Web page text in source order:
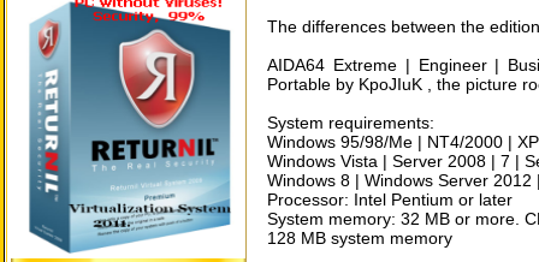
The differences between the
AIDA64 Extreme | Engineer |
Portable by KpoJIuK , the picture
System requirements:
Windows 95/98/Me | NT4/2000 |
Windows Vista | Server 2008 | 7 |
Windows 8 | Windows Server
Processor: Intel Pentium or later
System memory: 32 MB or more.
128 MB system memory